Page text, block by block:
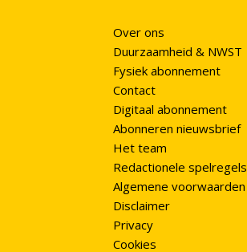
Over ons
Duurzaamheid & NWST
Fysiek abonnement
Contact
Digitaal abonnement
Abonneren nieuwsbrief
Het team
Redactionele spelregels
Algemene voorwaarden
Disclaimer
Privacy
Cookies